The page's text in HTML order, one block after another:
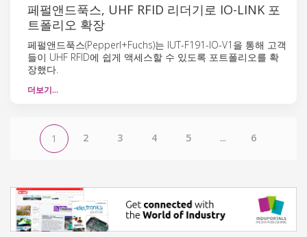
페펄앤드푹스, UHF RFID 리더기로 IO-LINK 포
트폴리오 확장
페펄앤드푹스(Pepperl+Fuchs)는 IUT-F191-IO-V1을 통해 고객
들이 UHF RFID에 쉽게 액세스할 수 있도록 포트폴리오를 확
장했다.
더보기…
1 2 3 4 5 ... 6